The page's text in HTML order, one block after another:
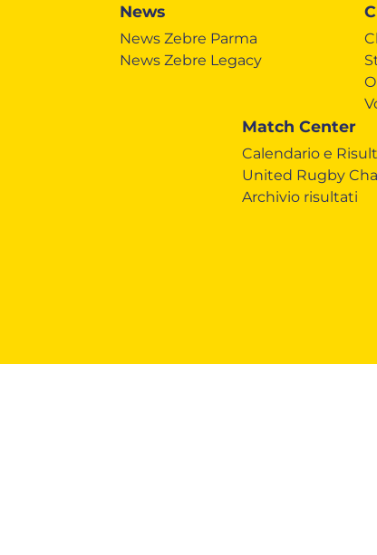
News
News Zebre Parma
News Zebre Legacy
Match Center
Calendario e
United Rugby
Archivio risultati